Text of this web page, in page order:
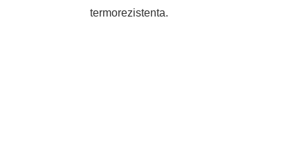
termorezistenta.